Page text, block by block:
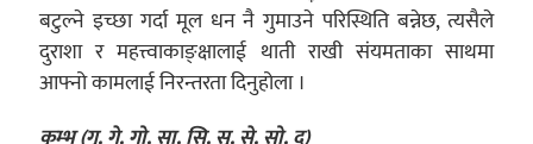
बटुल्ने इच्छा गर्दा मूल धन नै गुमाउने परिस्थिति बन्नेछ, त्यसैले
दुराशा र महत्त्वाकाङ्क्षालाई थाती राखी संयमताका साथमा
आफ्नो कामलाई निरन्तरता दिनुहोला ।